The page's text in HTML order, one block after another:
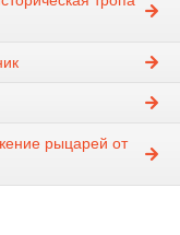
рыцарей от